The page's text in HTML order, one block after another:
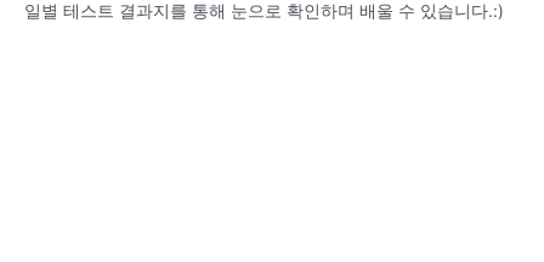
일별 테스트 결과지를 통해 눈으로 확인하며 배울 수 있습니다.:)